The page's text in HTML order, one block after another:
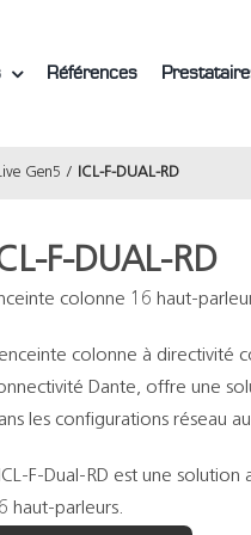
Références
Gen5 ICL-F-DUAL-RD
F-DUAL-RD
colonne 16 haut-
colonne à directivité
Dante, offre une
les configurations réseau
F-Dual-RD est une
haut-parleurs.